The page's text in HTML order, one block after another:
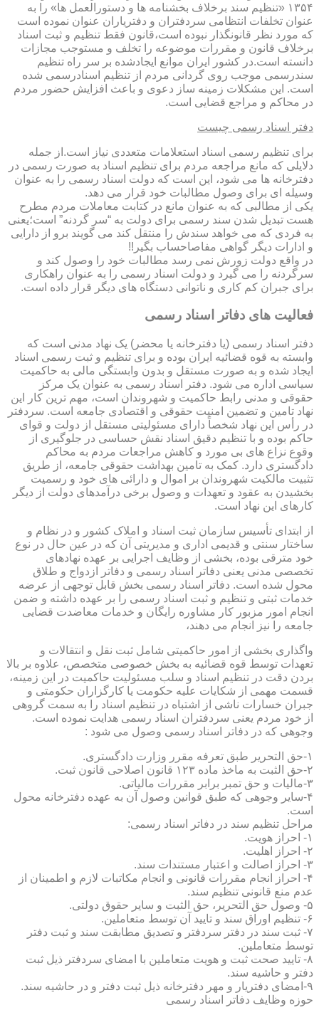
۱۳۵۴ «تنظیم سند برخلاف بخشنامه ها و دستورالعمل ها» را به
عنوان تخلفات انتظامی سردفتران و دفتریاران عنوان نموده است
که مورد نظر قانونگذار نبوده است،قانون فقط تنظیم و ثبت اسناد
برخلاف قانون و مقررات موضوعه را تخلف و مستوجب مجازات
دانسته است.در کشور ایران موانع ایجادشده بر سر راه تنظیم
سندرسمی موجب روی گردانی مردم از تنظیم اسنادرسمی شده
است. این مشکلات زمینه ساز دعوی و باعث افزایش حضور مردم
در محاکم و مراجع قضایی است.
دفتر اسناد رسمی چیست
برای تنظیم رسمی اسناد استعلامات متعددی نیاز است.از جمله
دلایلی که مانع مراجعه مردم برای تنظیم اسناد به صورت رسمی در
دفترخانه ها می شود، این است که دولت اسناد رسمی را به عنوان
وسیله ای برای وصول مطالبات خود قرار می دهد.
یکی از مطالبی که به عنوان مانع در کتابت معاملات مردم مطرح
هست تبدیل شدن سند رسمی برای دولت به “سر گردنه” است؛یعنی
به فردی که می خواهد سندش را منتقل کند می گویند برو از دارایی
و ادارات دیگر گواهی مفاصاحساب بگیر!!
در واقع دولت زورش نمی رسد مطالبات خود را وصول کند و
سرگردنه را می گیرد و دولت اسناد رسمی را به عنوان راهکاری
برای جبران کم کاری و ناتوانی دستگاه های دیگر قرار داده است.
فعالیت های دفاتر اسناد رسمی
دفتر اسناد رسمی (یا دفترخانه یا محضر) یک نهاد مدنی است که
وابسته به قوه قضائیه ایران بوده و برای تنظیم و ثبت رسمی اسناد
ایجاد شده و به صورت مستقل و بدون وابستگی مالی به حاکمیت
سیاسی اداره می شود. دفتر اسناد رسمی به عنوان یک مرکز
حقوقی و مدنی رابط حاکمیت و شهروندان است، مهم ترین کار این
نهاد تامین و تضمین امنیت حقوقی و اقتصادی جامعه است. سردفتر
در رأس این نهاد شخصاً دارای مسئولیتی مستقل از دولت و قوای
حاکم بوده و با تنظیم دقیق اسناد نقش حساسی در جلوگیری از
وقوع نزاع های بی مورد و کاهش مراجعات مردم به محاکم
دادگستری دارد. کمک به تامین بهداشت حقوقی جامعه، از طریق
تثبیت مالکیت شهروندان بر اموال و دارائی های خود و رسمیت
بخشیدن به عقود و تعهدات و وصول برخی درآمدهای دولت از دیگر
کارهای این نهاد است.
از ابتدای تأسیس سازمان ثبت اسناد و املاک کشور و در نظام و
ساختار سنتی و قدیمی اداری و مدیریتی آن که در عین حال در نوع
خود مترقی بوده، بخشی از وظایف اجرایی بر عهده نهادهای
تخصصی مدنی یعنی دفاتر اسناد رسمی و دفاتر ازدواج و طلاق
محول شده است. دفاتر اسناد رسمی بخش قابل توجهی از عرضه
خدمات ثبتی و تنظیم و ثبت اسناد رسمی را بر عهده داشته و ضمن
انجام امور مزبور کار مشاوره رایگان و خدمات معاضدت قضایی
جامعه را نیز انجام می دهند،
واگذاری بخشی از امور حاکمیتی شامل ثبت نقل و انتقالات و
تعهدات توسط قوه قضائیه به بخش خصوصی متخصص، علاوه بر بالا
بردن دقت در تنظیم اسناد و سلب مسئولیت حاکمیت در این زمینه،
قسمت مهمی از شکایات علیه حکومت یا کارگزاران حکومتی و
جبران خسارات ناشی از اشتباه در تنظیم اسناد را به سمت گروهی
از خود مردم یعنی سردفتران اسناد رسمی هدایت نموده است.
وجوهی که در دفاتر اسناد رسمی وصول می شود :
۱-حق التحریر طبق تعرفه مقرر وزارت دادگستری.
۲-حق الثبت به ماخذ ماده ۱۲۳ قانون اصلاحی قانون ثبت.
۳-مالیات و حق تمبر برابر مقررات مالیاتی.
۴-سایر وجوهی که طبق قوانین وصول آن به عهده دفترخانه محول
است.
مراحل تنظیم سند در دفاتر اسناد رسمی:
۱- احراز هویت.
۲- احراز اهلیت.
۳- احراز اصالت و اعتبار مستندات سند.
۴- احراز انجام مقررات قانونی و انجام مکاتبات لازم و اطمینان از
عدم منع قانونی تنظیم سند.
۵- وصول حق التحریر، حق الثبت و سایر حقوق دولتی.
۶- تنظیم اوراق سند و تایید آن توسط متعاملین.
۷- ثبت سند در دفتر سردفتر و تصدیق مطابقت سند و ثبت دفتر
توسط متعاملین.
۸- تایید صحت ثبت و هویت متعاملین با امضای سردفتر ذیل ثبت
دفتر و حاشیه سند.
۹-امضای دفتریار و مهر دفترخانه ذیل ثبت دفتر و در حاشیه سند.
حوزه وظایف دفاتر اسناد رسمی